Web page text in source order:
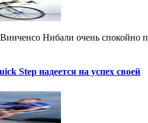
Нибали очень спокойно
Step надеется на успех своей